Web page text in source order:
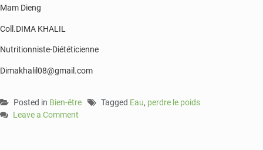
Mam Dieng
Coll.DIMA KHALIL
Nutritionniste-Diététicienne
Dimakhalil08@gmail.com
Posted in Bien-être Tagged Eau, perdre le poids
Leave a Comment